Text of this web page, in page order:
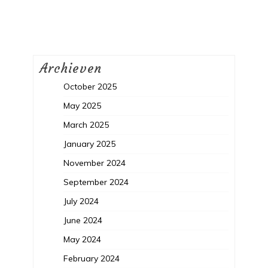
Archieven
October 2025
May 2025
March 2025
January 2025
November 2024
September 2024
July 2024
June 2024
May 2024
February 2024